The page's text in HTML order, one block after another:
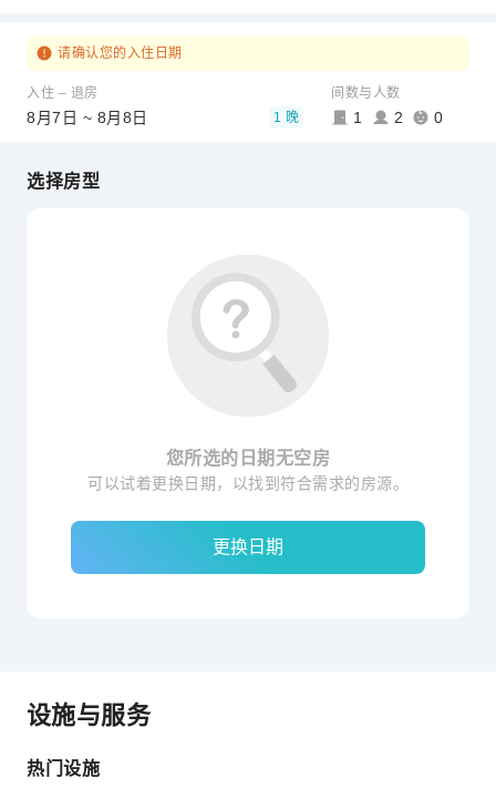
请确认您的入住日期
入住 – 退房
8月7日 ~ 8月8日 1 晚
间数与人数
1 2 0
选择房型
您所选的日期无空房
可以试着更换日期，以找到符合需求的房源。
更换日期
设施与服务
热门设施